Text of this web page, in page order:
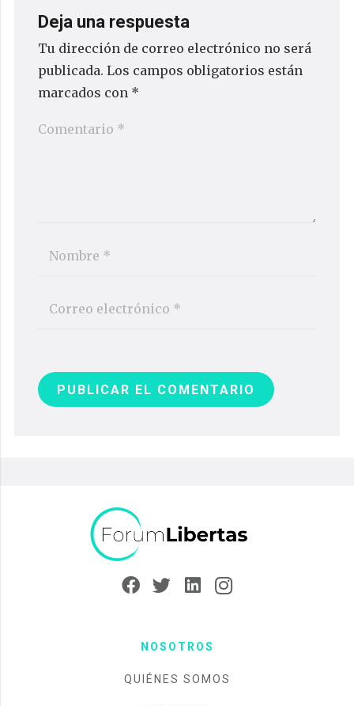
Deja una respuesta
Tu dirección de correo electrónico no será
publicada. Los campos obligatorios están
marcados con *
PUBLICAR EL COMENTARIO
NOSOTROS
QUIÉNES SOMOS